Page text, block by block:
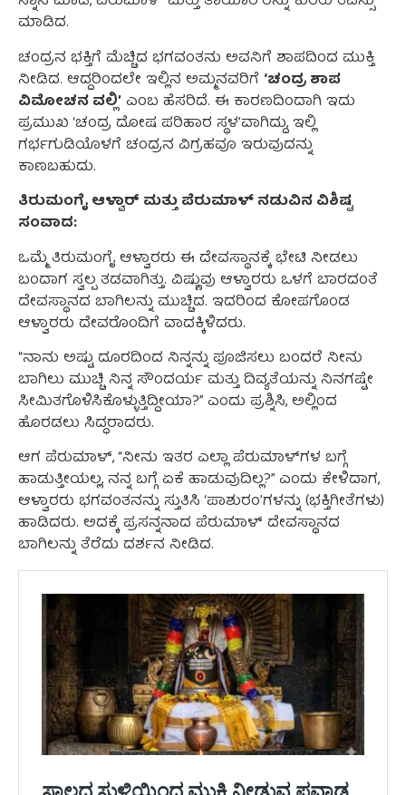
ಮಾಡಿದ.
ಚಂದ್ರನ ಭಕ್ತಿಗೆ ಮೆಚ್ಚಿದ ಭಗವಂತನು ಅವನಿಗೆ ಶಾಪದಿಂದ ಮುಕ್ತಿ
ನೀಡಿದ. ಆದ್ದರಿಂದಲೇ ಇಲ್ಲಿನ ಅಮ್ಮನವರಿಗೆ ‘ಚಂದ್ರ ಶಾಪ
ವಿಮೋಚನ ವಲ್ಲಿ’ಎಂಬ ಹೆಸರಿದೆ. ಈ ಕಾರಣದಿಂದಾಗಿ ಇದು
ಪ್ರಮುಖ ‘ಚಂದ್ರ ದೋಷ ಪರಿಹಾರ ಸ್ಥಳ’ವಾಗಿದ್ದು, ಇಲ್ಲಿ
ಗರ್ಭಗುಡಿಯೊಳಗೆ ಚಂದ್ರನ ವಿಗ್ರಹವೂ ಇರುವುದನ್ನು
ಕಾಣಬಹುದು.
ತಿರುಮಂಗೈ ಆಳ್ವಾರ್ ಮತ್ತು ಪೆರುಮಾಳ್ ನಡುವಿನ ವಿಶಿಷ್ಟ
ಸಂವಾದ:
ಒಮ್ಮೆ ತಿರುಮಂಗೈ ಆಳ್ವಾರರು ಈ ದೇವಸ್ಥಾನಕ್ಕೆ ಭೇಟಿ ನೀಡಲು
ಬಂದಾಗ ಸ್ವಲ್ಪ ತಡವಾಗಿತ್ತು. ವಿಷ್ಣುವು ಆಳ್ವಾರರು ಒಳಗೆ ಬಾರದಂತೆ
ದೇವಸ್ಥಾನದ ಬಾಗಿಲನ್ನು ಮುಚ್ಚಿದ. ಇದರಿಂದ ಕೋಪಗೊಂಡ
ಆಳ್ವಾರರು ದೇವರೊಂದಿಗೆ ವಾದಕ್ಕಿಳಿದರು.
“ನಾನು ಅಷ್ಟು ದೂರದಿಂದ ನಿನ್ನನ್ನು ಪೂಜಿಸಲು ಬಂದರೆ ನೀನು
ಬಾಗಿಲು ಮುಚ್ಚಿ ನಿನ್ನ ಸೌಂದರ್ಯ ಮತ್ತು ದಿವ್ಯತೆಯನ್ನು ನಿನಗಷ್ಟೇ
ಸೀಮಿತಗೊಳಿಸಿಕೊಳ್ಳುತ್ತಿದ್ದೀಯಾ?” ಎಂದು ಪ್ರಶ್ನಿಸಿ, ಅಲ್ಲಿಂದ
ಹೊರಡಲು ಸಿದ್ಧರಾದರು.
ಆಗ ಪೆರುಮಾಳ್, “ನೀನು ಇತರ ಎಲ್ಲಾ ಪೆರುಮಾಳ್‌ಗಳ ಬಗ್ಗೆ
ಹಾಡುತ್ತೀಯಲ್ಲ, ನನ್ನ ಬಗ್ಗೆ ಏಕೆ ಹಾಡುವುದಿಲ್ಲ?” ಎಂದು ಕೇಳಿದಾಗ,
ಆಳ್ವಾರರು ಭಗವಂತನನ್ನು ಸ್ತುತಿಸಿ ‘ಪಾಶುರಂ’ಗಳನ್ನು (ಭಕ್ತಿಗೀತೆಗಳು)
ಹಾಡಿದರು. ಅದಕ್ಕೆ ಪ್ರಸನ್ನನಾದ ಪೆರುಮಾಳ್ ದೇವಸ್ಥಾನದ
ಬಾಗಿಲನ್ನು ತೆರೆದು ದರ್ಶನ ನೀಡಿದ.